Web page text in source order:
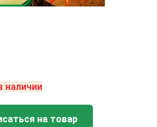
наличии
на товар